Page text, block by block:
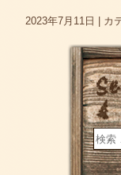
2023年7月11日 カ